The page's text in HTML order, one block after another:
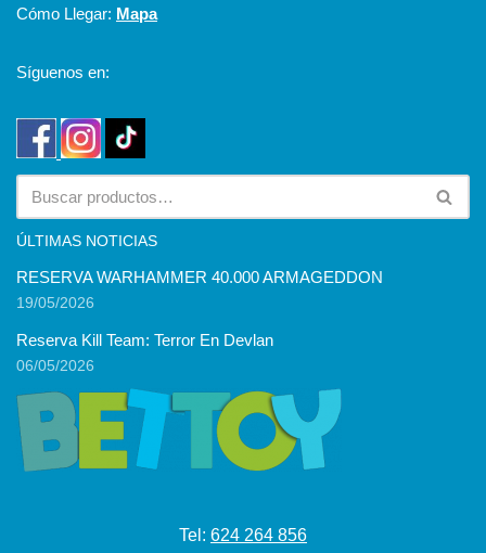
Cómo Llegar: Mapa
Síguenos en:
ÚLTIMAS NOTICIAS
RESERVA WARHAMMER 40.000 ARMAGEDDON
19/05/2026
Reserva Kill Team: Terror En Devlan
06/05/2026
Tel: 624 264 856